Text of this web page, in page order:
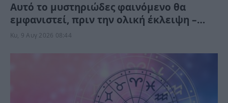
Αυτό το μυστηριώδες φαινόμενο θα
εμφανιστεί, πριν την ολική έκλειψη –
Μπορείτε να το δείτε αλλά όχι να το
Κυ, 9 Αυγ 2026 08:44